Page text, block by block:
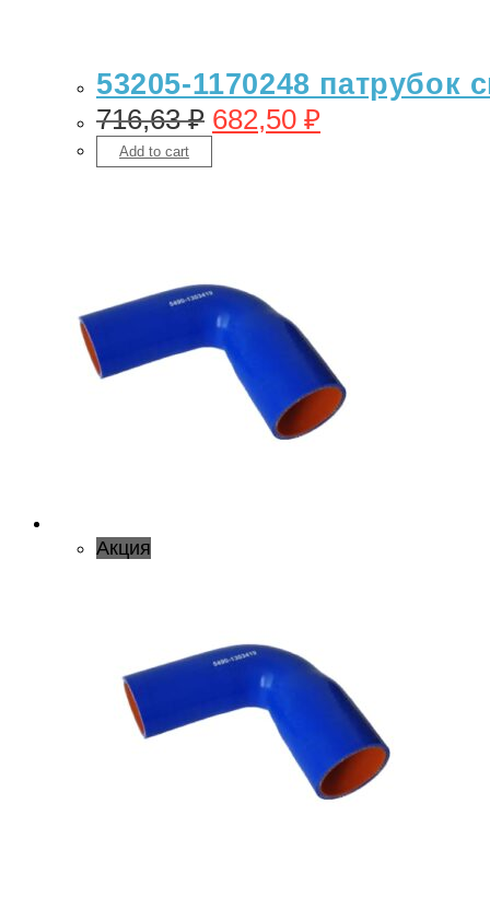
53205-1170248
716,63₽ 682,50 ₽
Add to cart
Акция